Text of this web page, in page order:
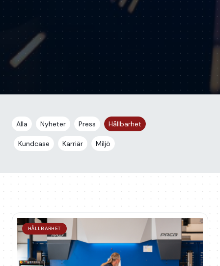
Alla Nyheter Press Hållbarhet
Kundcase Karriär Miljö
HÅLLBARHET